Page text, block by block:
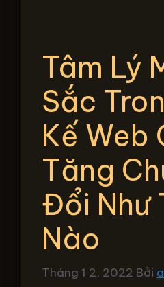
Tâm Lý
Sắc
Kế Web
Tăng
Đổi Như
Nào
Tháng 1 2, 2022 Bởi